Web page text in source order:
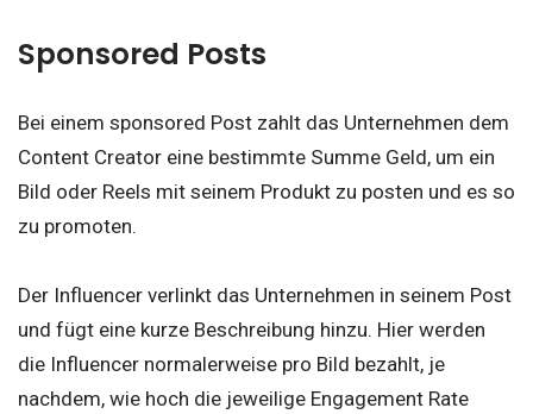
Sponsored Posts
Bei einem sponsored Post zahlt das Unternehmen dem
Content Creator eine bestimmte Summe Geld, um ein
Bild oder Reels mit seinem Produkt zu posten und es so
zu promoten.
Der Influencer verlinkt das Unternehmen in seinem Post
und fügt eine kurze Beschreibung hinzu. Hier werden
die Influencer normalerweise pro Bild bezahlt, je
nachdem, wie hoch die jeweilige Engagement Rate